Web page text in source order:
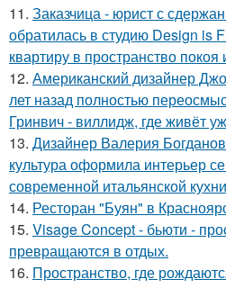
11. Заказчица - юрист с
обратилась в студию Design is
квартиру в пространство
12. Американский дизайнер
лет назад полностью
Гринвич - виллидж, где живёт
13. Дизайнер Валерия
культура оформила интерьер
современной итальянской
14. Ресторан "Буян" в
15. Visage Concept - бьюти -
превращаются в отдых.
16. Пространство, где